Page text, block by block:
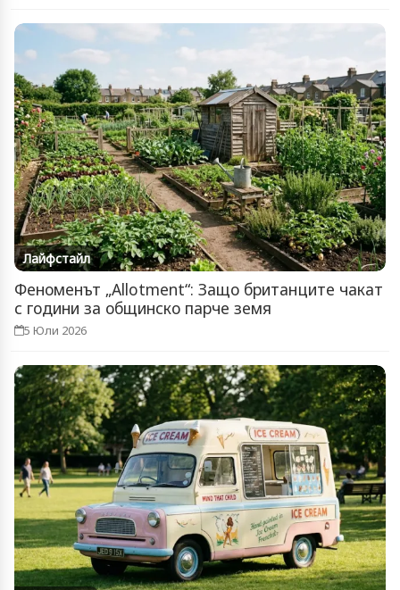
Лайфстайл
Феноменът „Allotment“: Защо британците чакат
с години за общинско парче земя
5 Юли 2026